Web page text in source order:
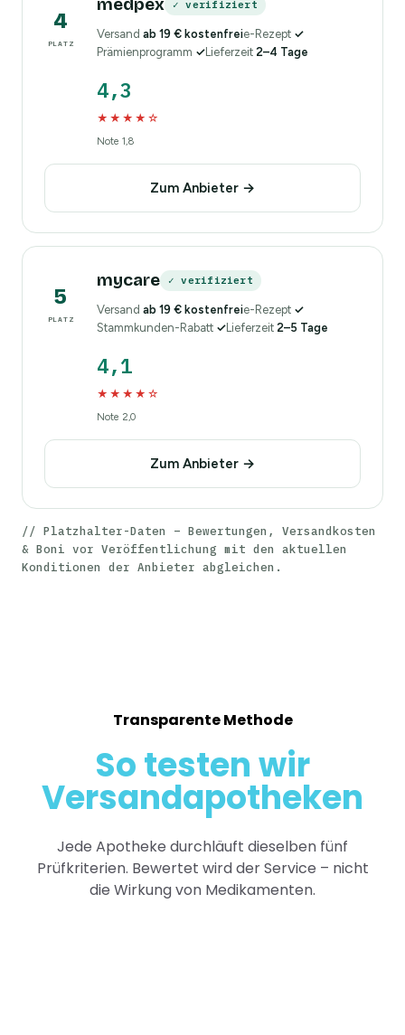
4
PLATZ
medpex ✓ verifiziert
Versand ab 19 € kostenfreie-Rezept ✓
Prämienprogramm ✓Lieferzeit 2–4 Tage
4,3
★★★★☆
Note 1,8
Zum Anbieter →
5
PLATZ
mycare ✓ verifiziert
Versand ab 19 € kostenfreie-Rezept ✓
Stammkunden-Rabatt ✓Lieferzeit 2–5 Tage
4,1
★★★★☆
Note 2,0
Zum Anbieter →
// Platzhalter-Daten – Bewertungen, Versandkosten
& Boni vor Veröffentlichung mit den aktuellen
Konditionen der Anbieter abgleichen.
Transparente Methode
So testen wir
Versandapotheken
Jede Apotheke durchläuft dieselben fünf
Prüfkriterien. Bewertet wird der Service – nicht
die Wirkung von Medikamenten.